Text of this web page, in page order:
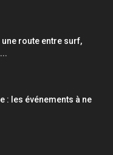
une route entre surf,
: les événements à ne